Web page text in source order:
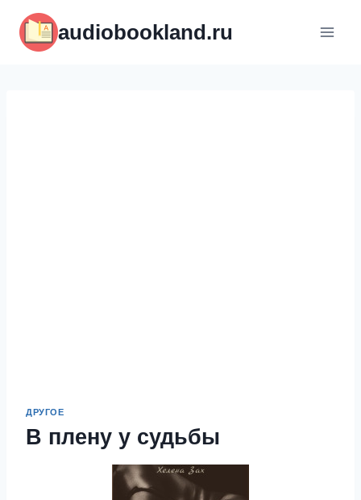
содержимому
audiobookland.ru
ДРУГОЕ
В плену у судьбы